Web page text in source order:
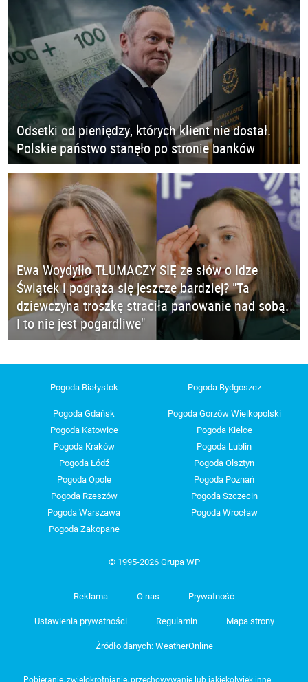
Odsetki od pieniędzy, których klient nie dostał.
Polskie państwo stanęło po stronie banków
Ewa Woydyłło TŁUMACZY SIĘ ze słów o Idze
Świątek i pogrąża się jeszcze bardziej? "Ta
dziewczyna troszkę straciła panowanie nad sobą.
I to nie jest pogardliwe"
Pogoda Białystok Pogoda Bydgoszcz
Pogoda Gdańsk
Pogoda Gorzów Wielkopolski
Pogoda Katowice
Pogoda Kielce
Pogoda Kraków
Pogoda Lublin
Pogoda Łódź
Pogoda Olsztyn
Pogoda Opole
Pogoda Poznań
Pogoda Rzeszów
Pogoda Szczecin
Pogoda Warszawa
Pogoda Wrocław
Pogoda Zakopane
© 1995-2026 Grupa WP
Reklama O nas Prywatność
Ustawienia prywatności Regulamin Mapa strony
Źródło danych: WeatherOnline
Pobieranie, zwielokrotnianie, przechowywanie lub jakiekolwiek inne